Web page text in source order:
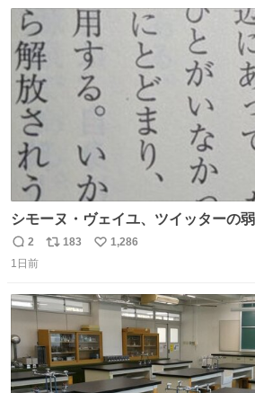
数
数
シモーヌ・ヴェイユ、ツイッターの
上なく鋭く分析していて本当に凄い
ンターネット。これ読み終わったら
返
信
2
リ
ト
数
183
い
数
1,286
1日前